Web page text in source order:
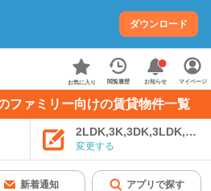
ダウンロード
お気に入り 閲覧履歴 お知らせ マイページ
ファミリー向けの賃貸物件一覧
変更する
新着通知 アプリで探す